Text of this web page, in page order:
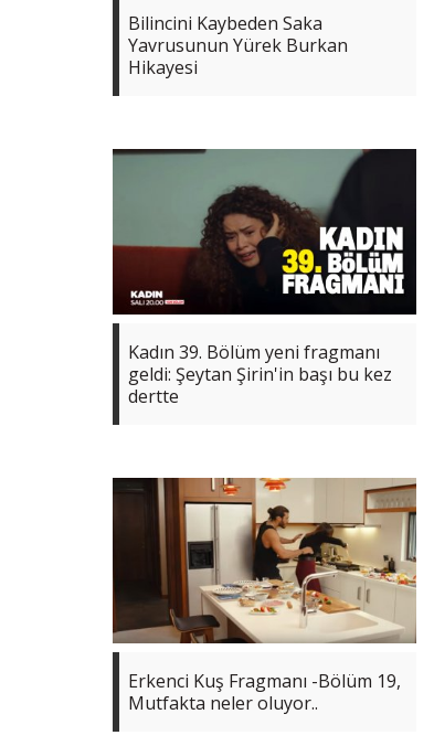
Bilincini Kaybeden Saka
Yavrusunun Yürek Burkan
Hikayesi
Kadın 39. Bölüm yeni fragmanı
geldi: Şeytan Şirin'in başı bu kez
dertte
Erkenci Kuş Fragmanı -Bölüm 19,
Mutfakta neler oluyor..